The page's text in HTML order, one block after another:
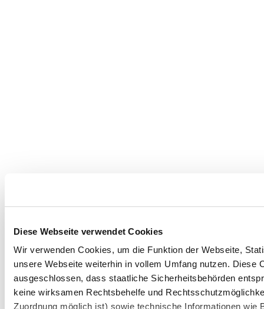
Diese Webseite verwendet Cookies
Wir verwenden Cookies, um die Funktion der Webseite,
unsere Webseite weiterhin in vollem Umfang nutzen.
ausgeschlossen, dass staatliche Sicherheitsbehörden
keine wirksamen Rechtsbehelfe und
Zuordnung möglich ist) sowie technische Informationen wie